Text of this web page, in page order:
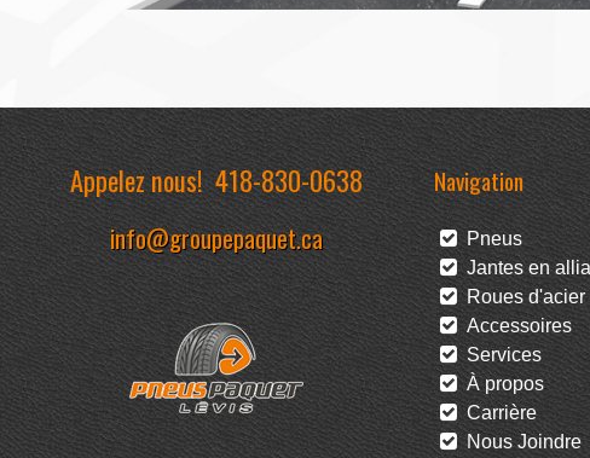
Appelez nous!418-830-0638
info@groupepaquet.ca
Navigation
Pneus
Jantes en
Roues d'acier
Accessoires
Services
À propos
Carrière
Nous Joindre